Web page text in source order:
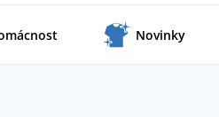
Novinky